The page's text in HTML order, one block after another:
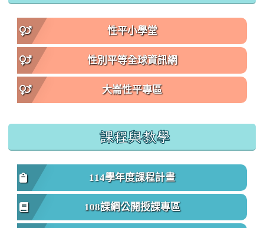
性平小學堂
性別平等全球資訊網
大崙性平專區
課程與教學
114學年度課程計畫
108課綱公開授課專區